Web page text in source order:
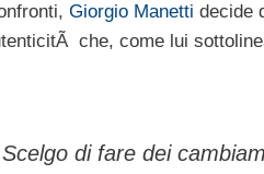
Giorgio Manetti decide
che, come lui
di fare dei